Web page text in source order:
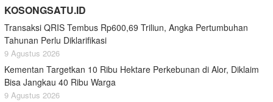
KOSONGSATU.ID
Transaksi QRIS Tembus Rp600,69 Triliun, Angka Pertumbuhan
Tahunan Perlu Diklarifikasi
9 Agustus 2026
Kementan Targetkan 10 Ribu Hektare Perkebunan di Alor, Diklaim
Bisa Jangkau 40 Ribu Warga
9 Agustus 2026